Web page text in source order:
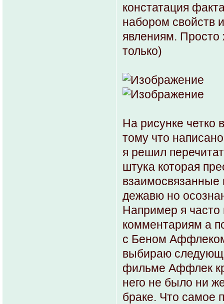
констатация
набором свойств
явлениям. Просто
только)
На рисунке четко
тому что
я решил
штука которая
взаимосвязанные
дежавю но
Например я
комментариям а
с Беном
выбираю
фильме Аффлек
него не было ни
браке. Что самое